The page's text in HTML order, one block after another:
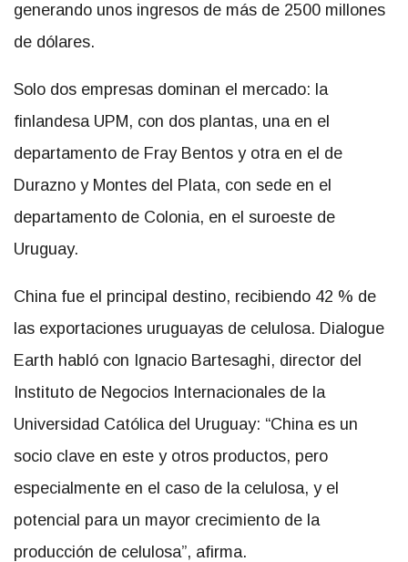
generando unos ingresos de más de 2500 millones
de dólares.
Solo dos empresas dominan el mercado: la
finlandesa UPM, con dos plantas, una en el
departamento de Fray Bentos y otra en el de
Durazno y Montes del Plata, con sede en el
departamento de Colonia, en el suroeste de
Uruguay.
China fue el principal destino, recibiendo 42 % de
las exportaciones uruguayas de celulosa. Dialogue
Earth habló con Ignacio Bartesaghi, director del
Instituto de Negocios Internacionales de la
Universidad Católica del Uruguay: “China es un
socio clave en este y otros productos, pero
especialmente en el caso de la celulosa, y el
potencial para un mayor crecimiento de la
producción de celulosa”, afirma.